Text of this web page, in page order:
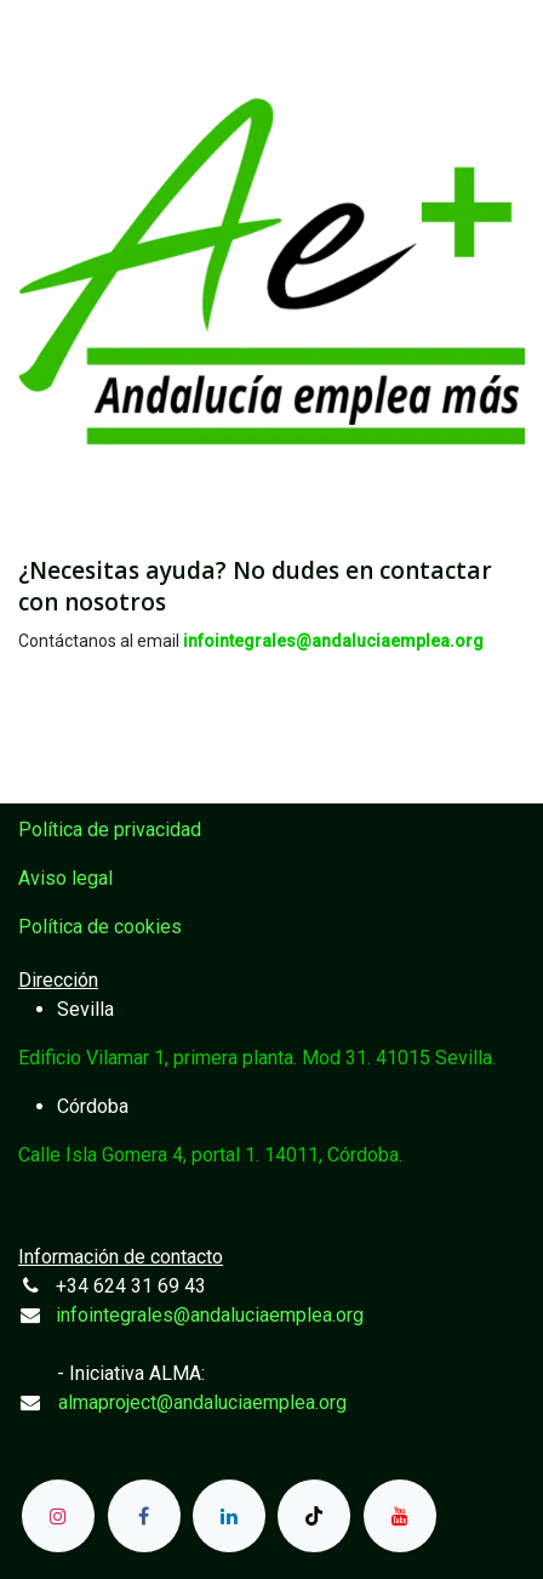
¿Necesitas ayuda? No dudes en contactar
con nosotros
Contáctanos al email infointegrales@andaluciaemplea.org
Política de privacidad
Aviso legal
Política de cookies
Dirección
Sevilla
Edificio Vilamar 1, primera planta. Mod 31. 41015 Sevilla.
Córdoba
Calle Isla Gomera 4, portal 1. 14011, Córdoba.
Información de contacto
+34 624 31 69 43
infointegrales@andaluciaemplea.org
- Iniciativa ALMA:
almaproject@andaluciaemplea.org